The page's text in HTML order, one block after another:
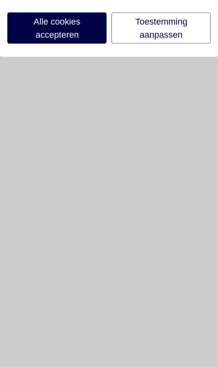
Alle cookies
accepteren
Toestemming
aanpassen